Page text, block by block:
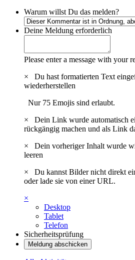
Warum willst Du das melden?
Deine Meldung erforderlich
Please enter a message with your
×
Du hast formatierten Text
wiederherstellen
Nur 75 Emojis sind erlaubt.
×
Dein Link wurde automatisch
rückgängig machen und als Link
×
Dein vorheriger Inhalt wurde
leeren
×
Du kannst Bilder nicht direkt
oder lade sie von einer URL.
×
Desktop
Tablet
Telefon
Sicherheitsprüfung
Meldung abschicken